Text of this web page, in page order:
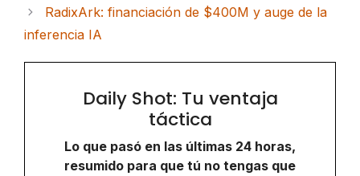
RadixArk: financiación de $400M y auge de la
inferencia IA
Daily Shot: Tu ventaja
táctica
Lo que pasó en las últimas 24 horas,
resumido para que tú no tengas que